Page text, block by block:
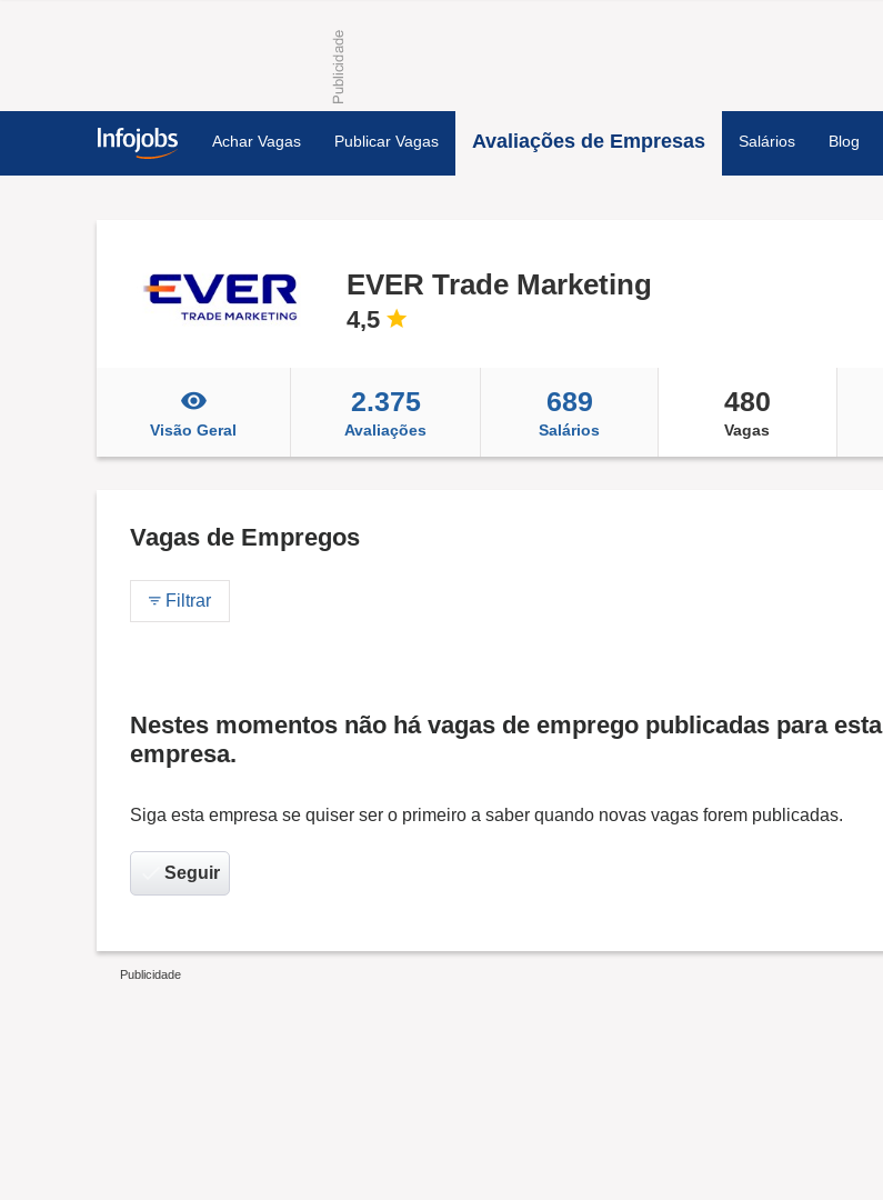
Achar Vagas Publicar Vagas Avaliações de Empresas Salários Blog
EVER Trade Marketing
4,5
Visão Geral
2.375
Avaliações
689
Salários
480
Vagas
Vagas de Empregos
Filtrar
Nestes momentos não há vagas de emprego publicadas para esta
empresa.
Siga esta empresa se quiser ser o primeiro a saber quando novas vagas forem publicadas.
Seguir